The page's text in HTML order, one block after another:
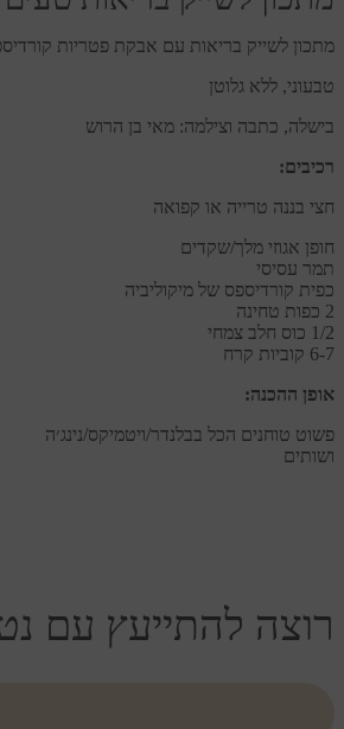
מתכון לשייק בריאות עם אבקת פטריות
טבעוני, ללא גלוטן
בישלה, כתבה וצילמה: מאי בן הרוש
רכיבים:
חצי בננה טרייה או קפואה
חופן אגוזי מלך/שקדים
תמר עסיסי
כפית קורדיספס של מיקוליביה
2 כפות טחינה
1/2 כוס חלב צמחי
6-7 קוביות קרח
אופן ההכנה:
פשוט טוחנים הכל בבלנדר/ויטמיקס/נינג׳ה
ושותים
רוצה להתייעץ עם